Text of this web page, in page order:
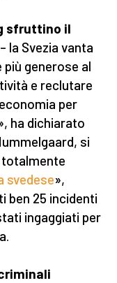
sfruttino il
– la Svezia vanta
generose al
e reclutare
per
ha dichiarato
si
totalmente
svedese»,
ben 25 incidenti
ingaggiati per